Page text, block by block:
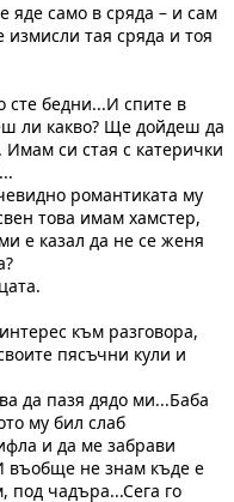
яде само в сряда – и сам
тая сряда и тоя
сте бедни...И спите в
ли какво? Ще дойдеш да
си стая с катерички
романтиката му
това имам хамстер,
е казал да не се женя
към разговора,
пясъчни кули и
да пазя дядо ми...Баба
му бил слаб
и да ме забрави
въобще не знам къде е
чадъра...Сега го